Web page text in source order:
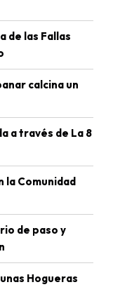
de las Fallas
calcina un
a través de La 8
la Comunidad
de paso y
Hogueras